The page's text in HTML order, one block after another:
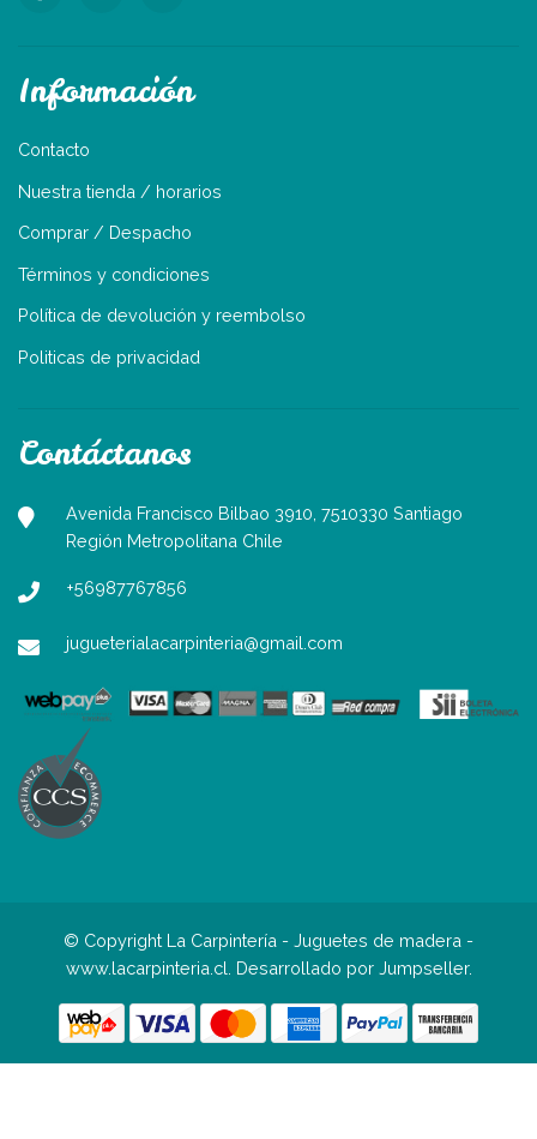
Información
Contacto
Nuestra tienda / horarios
Comprar / Despacho
Términos y condiciones
Política de devolución y reembolso
Politicas de privacidad
Contáctanos
Avenida Francisco Bilbao 3910, 7510330 Santiago
Región Metropolitana Chile
+56987767856
jugueterialacarpinteria@gmail.com
© Copyright La Carpintería - Juguetes de madera -
www.lacarpinteria.cl. Desarrollado por Jumpseller.